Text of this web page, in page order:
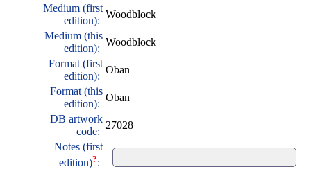
Medium (first
edition):
Woodblock
Medium (this
edition):
Woodblock
Format (first
edition):
Oban
Format (this
edition):
Oban
DB artwork
code:
27028
Notes (first
edition)?: